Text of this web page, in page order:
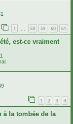
1 58 59 60 61
est-ce vraiment
1 2 3 4
à la tombée de la